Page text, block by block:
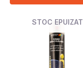
STOC EPUIZAT